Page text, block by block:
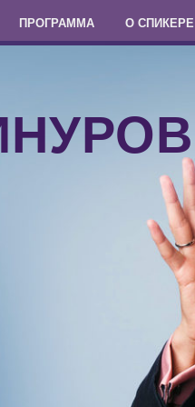
ПРОГРАММА О СПИКЕРЕ